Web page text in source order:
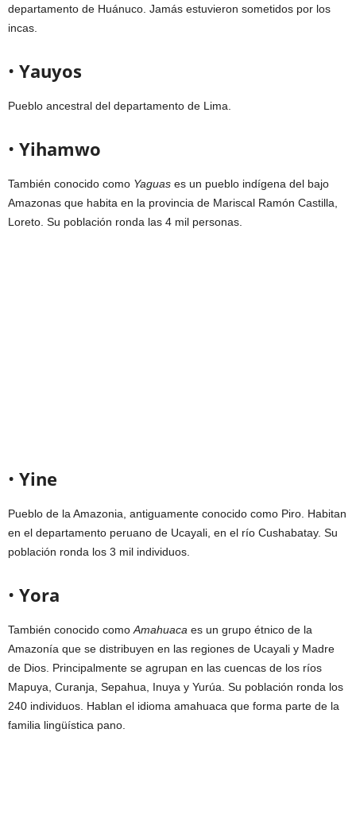
departamento de Huánuco. Jamás estuvieron sometidos por los
incas.
• Yauyos
Pueblo ancestral del departamento de Lima.
• Yihamwo
También conocido como Yaguas es un pueblo indígena del bajo
Amazonas que habita en la provincia de Mariscal Ramón Castilla,
Loreto. Su población ronda las 4 mil personas.
• Yine
Pueblo de la Amazonia, antiguamente conocido como Piro. Habitan
en el departamento peruano de Ucayali, en el río Cushabatay. Su
población ronda los 3 mil individuos.
• Yora
También conocido comoAmahuaca es un grupo étnico de la
Amazonía que se distribuyen en las regiones de Ucayali y Madre
de Dios. Principalmente se agrupan en las cuencas de los ríos
Mapuya, Curanja, Sepahua, Inuya y Yurúa. Su población ronda los
240 individuos. Hablan el idioma amahuaca que forma parte de la
familia lingüística pano.